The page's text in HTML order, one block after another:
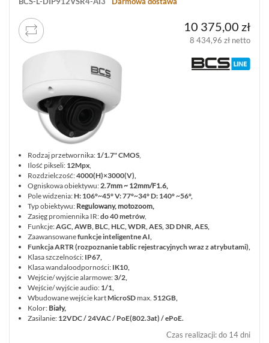
10 375,00 zł
8 434,96 zł netto
Rodzaj przetwornika: 1/1.7" CMOS,
Ilość pikseli: 12Mpx,
Rozdzielczość:4000(H)×3000(V),
Ogniskowa obiektywu:2.7mm ~ 12mm/F1.6,
Pole widzenia:H: 106°~45° V: 77°~34° D: 140° ~56°,
Typ obiektywu: Regulowany, motozoom,
Zasięg promiennika IR:do 40 metrów,
Funkcje:AGC, AWB, BLC, HLC, WDR, AES, 3D DNR, AES,
Zaawansowanefunkcje inteligentne AI,
Funkcja ARTR (rozpoznanie tablic rejestracyjnych wraz z atrybutami),
Klasa szczelności: IP67,
Klasa wandaloodporności: IK10,
Wejście/ wyjście alarmowe:3/2,
Wejście/ wyjście audio: 1/1,
Wbudowane wejście kartMicroSDmax. 512GB,
Kolor: Biały,
Zasilanie: 12VDC / 24VAC / PoE(802.3at) / ePoE.
Czas realizacji:do 14 dni